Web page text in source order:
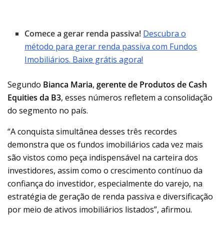
Comece a gerar renda passiva! Descubra o
método para gerar renda passiva com Fundos
Imobiliários. Baixe grátis agora!
Segundo Bianca Maria, gerente de Produtos de Cash
Equities da B3, esses números refletem a consolidação
do segmento no país.
“A conquista simultânea desses três recordes
demonstra que os fundos imobiliários cada vez mais
são vistos como peça indispensável na carteira dos
investidores, assim como o crescimento contínuo da
confiança do investidor, especialmente do varejo, na
estratégia de geração de renda passiva e diversificação
por meio de ativos imobiliários listados”, afirmou.